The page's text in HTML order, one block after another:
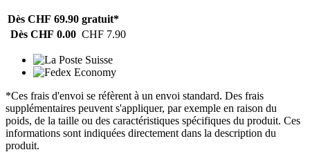
Dès CHF 69.90 gratuit*
Dès CHF 0.00 CHF 7.90
*Ces frais d'envoi se réfèrent à un envoi standard. Des frais
supplémentaires peuvent s'appliquer, par exemple en raison du
poids, de la taille ou des caractéristiques spécifiques du produit. Ces
informations sont indiquées directement dans la description du
produit.